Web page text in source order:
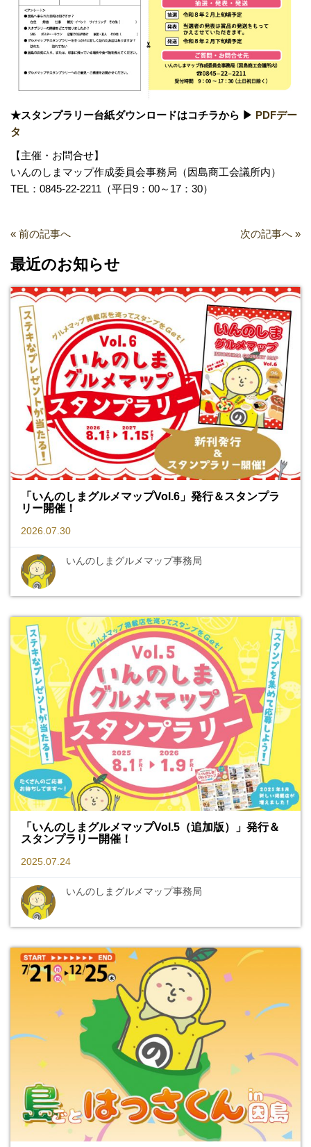
★スタンプラリー台紙ダウンロードはコチラから ▶ PDFデー
タ
【主催・お問合せ】
いんのしまマップ作成委員会事務局（因島商工会議所内）
TEL：0845-22-2211（平日9：00～17：30）
« 前の記事へ 次の記事へ »
最近のお知らせ
「いんのしまグルメマップVol.6」発行＆スタンプラ
リー開催！
2026.07.30
いんのしまグルメマップ事務局
「いんのしまグルメマップVol.5（追加版）」発行＆
スタンプラリー開催！
2025.07.24
いんのしまグルメマップ事務局